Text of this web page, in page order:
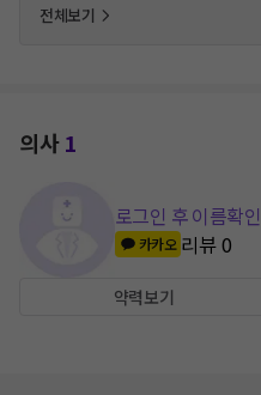
전체보기
의사1
로그인 후 이름확인
카카오 리뷰0
약력보기